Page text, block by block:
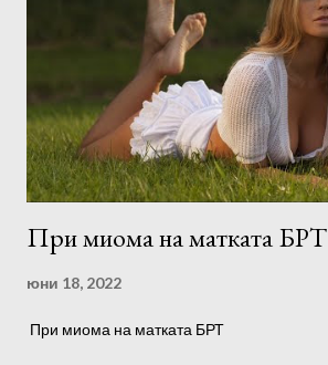
При миома на матката БРТ
юни 18, 2022
При миома на матката БРТ